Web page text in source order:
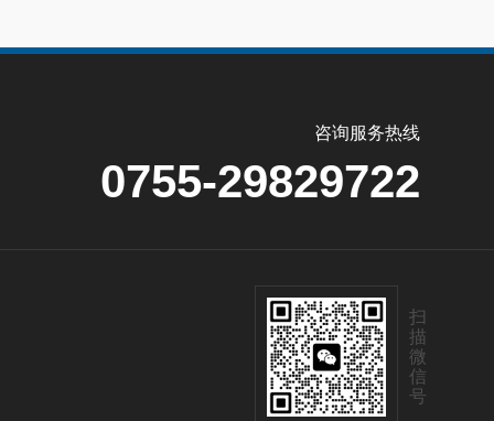
咨询服务热线
0755-29829722
扫
描
微
信
号